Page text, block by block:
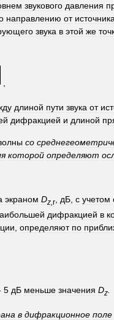
звукового давления
направлению от
звука в этой же
,
длиной пути звука от
дифракцией и длиной
со
которой определяют
экраном Dz r, дБ, с учетом
дифракцией в
определяют по
5 дБ меньше значения Dz
в дифракционное поле